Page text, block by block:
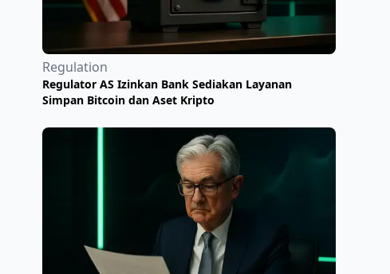
Regulation
Regulator AS Izinkan Bank Sediakan Layanan
Simpan Bitcoin dan Aset Kripto